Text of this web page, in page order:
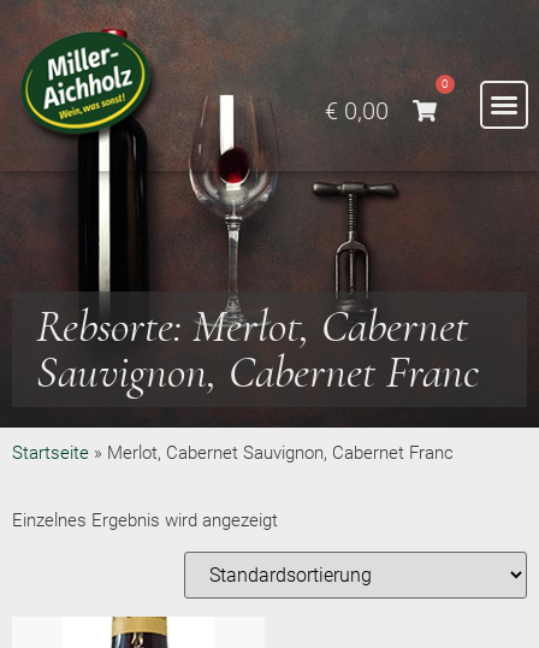
€ 0,00
0
Rebsorte: Merlot, Cabernet
Sauvignon, Cabernet Franc
Startseite » Merlot, Cabernet Sauvignon, Cabernet Franc
Einzelnes Ergebnis wird angezeigt